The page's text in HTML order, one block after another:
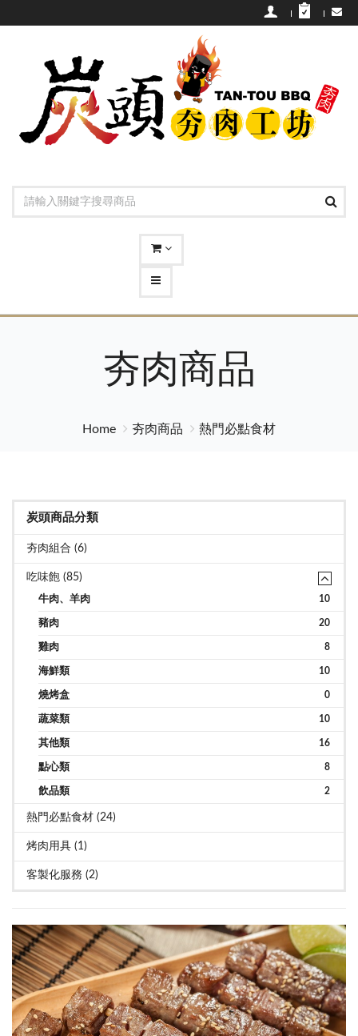
夯肉商品
Home 夯肉商品 熱門必點食材
炭頭商品分類
夯肉組合 (6)
吃味飽 (85)
牛肉、羊肉 10
豬肉 20
雞肉 8
海鮮類 10
燒烤盒 0
蔬菜類 10
其他類 16
點心類 8
飲品類 2
熱門必點食材 (24)
烤肉用具 (1)
客製化服務 (2)